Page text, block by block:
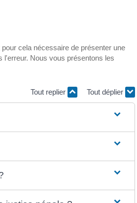
cela nécessaire de présenter une
l'erreur. Nous vous présentons les
Tout replier Tout déplier